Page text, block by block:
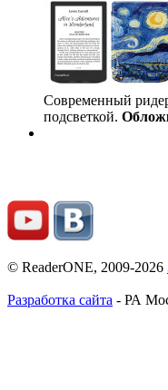
Современный
подсветкой.
© ReaderONE, 2009-2026
Разработка сайта - РА